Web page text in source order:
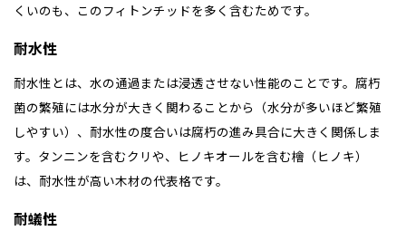
くいのも、このフィトンチッドを多く含むためです。
耐水性
耐水性とは、水の通過または浸透させない性能のことです。腐朽
菌の繁殖には水分が大きく関わることから（水分が多いほど繁殖
しやすい）、耐水性の度合いは腐朽の進み具合に大きく関係しま
す。タンニンを含むクリや、ヒノキオールを含む檜（ヒノキ）
は、耐水性が高い木材の代表格です。
耐蟻性